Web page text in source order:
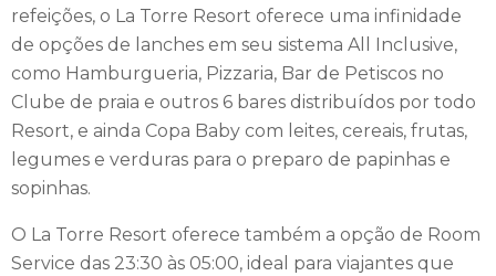
refeições, o La Torre Resort oferece uma infinidade
de opções de lanches em seu sistema All Inclusive,
como Hamburgueria, Pizzaria, Bar de Petiscos no
Clube de praia e outros 6 bares distribuídos por todo
Resort, e ainda Copa Baby com leites, cereais, frutas,
legumes e verduras para o preparo de papinhas e
sopinhas.
O La Torre Resort oferece também a opção de Room
Service das 23:30 às 05:00, ideal para viajantes que